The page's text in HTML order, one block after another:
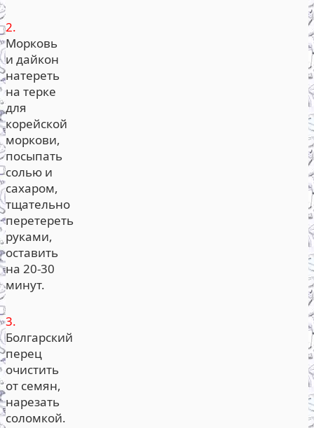
2.
Морковь
и дайкон
натереть
на терке
для
корейской
моркови,
посыпать
солью и
сахаром,
тщательно
перетереть
руками,
оставить
на 20-30
минут.
3.
Болгарский
перец
очистить
от семян,
нарезать
соломкой.